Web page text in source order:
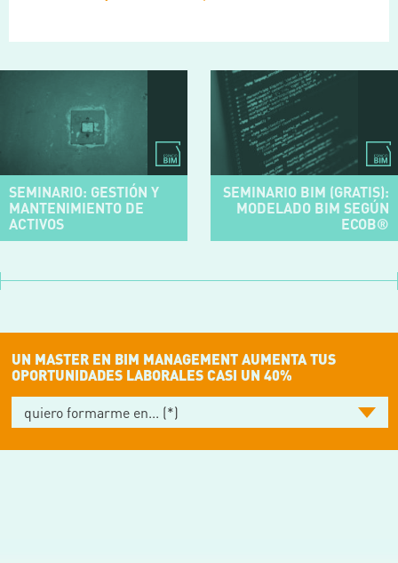
SEMINARIO: GESTIÓN Y
MANTENIMIENTO DE
ACTIVOS
SEMINARIO BIM (GRATIS):
MODELADO BIM SEGÚN
ECOB®
UN MASTER EN BIM MANAGEMENT AUMENTA TUS
OPORTUNIDADES LABORALES CASI UN 40%